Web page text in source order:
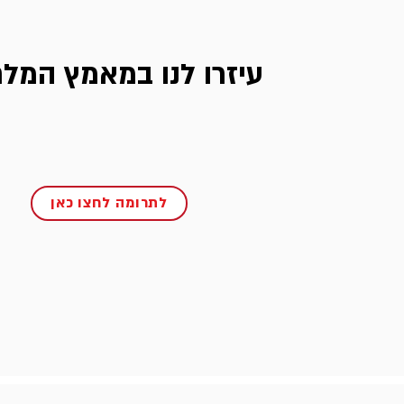
עיזרו לנו במאמץ
לתרומה לחצו כאן